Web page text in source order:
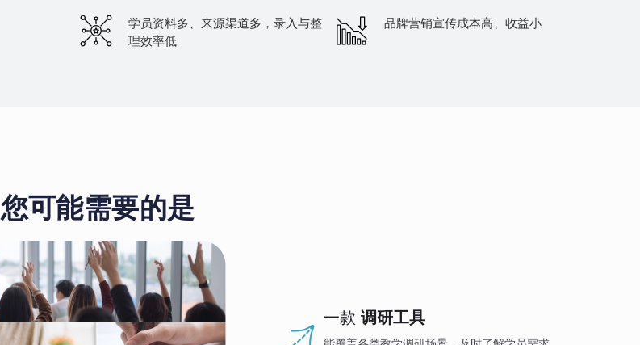
学员资料多、来源渠道多，录入与整
理效率低
品牌营销宣传成本高、收益小
您可能需要的是
一款 调研工具